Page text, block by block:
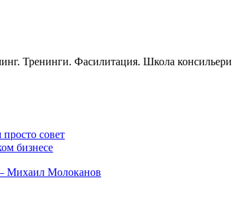
Тренинги. Фасилитация. Школа консильери
совет
бизнесе
— Михаил Молоканов